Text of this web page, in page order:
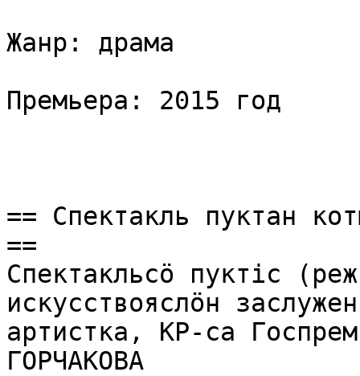
Жанр: драма
Премьера: 2015 год
== Спектакль пуктан
==
Спектакльсӧ пуктіс
искусствояслӧн
артистка, КР-са
ГОРЧАКОВА